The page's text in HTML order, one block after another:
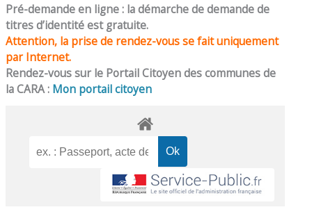
Pré-demande en ligne : la démarche de demande de
titres d’identité est gratuite.
Attention, la prise de rendez-vous se fait uniquement
par Internet.
Rendez-vous sur le Portail Citoyen des communes de
la CARA : Mon portail citoyen